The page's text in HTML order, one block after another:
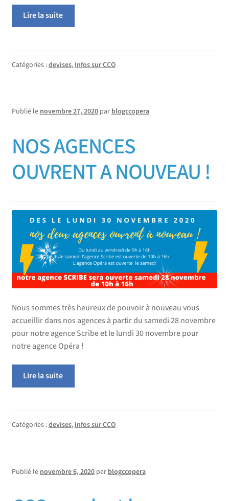
Lire la suite
Catégories :devises, Infos sur CCO
Publié lenovembre 27, 2020 parblogccopera
NOS AGENCES
OUVRENT A NOUVEAU !
Nous sommes très heureux de pouvoir à nouveau vous
accueillir dans nos agences à partir du samedi 28 novembre
pour notre agence Scribe et le lundi 30 novembre pour
notre agence Opéra !
Lire la suite
Catégories :devises, Infos sur CCO
Publié le novembre 6, 2020 par blogccopera